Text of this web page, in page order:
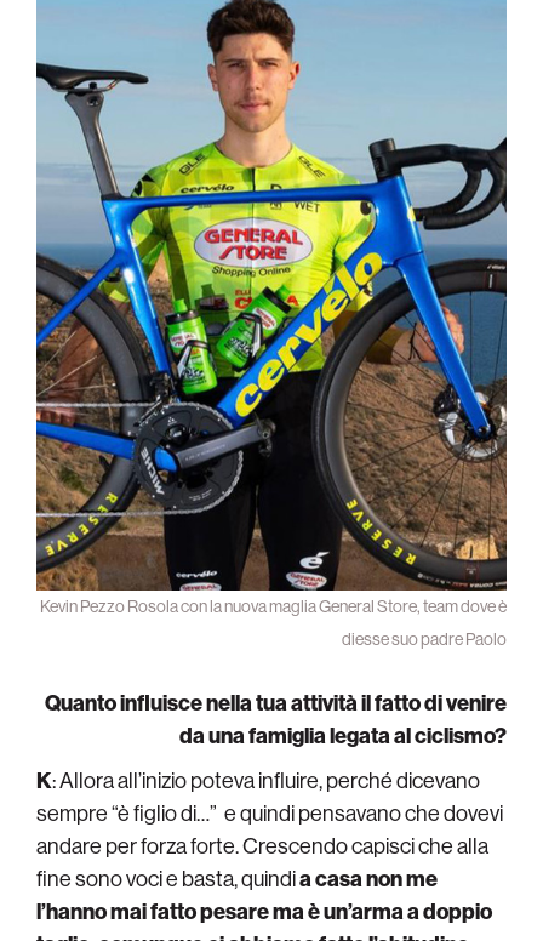
Kevin Pezzo Rosola con la nuova maglia General Store, team dove è
diesse suo padre Paolo
Quanto influisce nella tua attività il fatto di venire
da una famiglia legata al ciclismo?
K: Allora all’inizio poteva influire, perché dicevano
sempre “è figlio di…” e quindi pensavano che dovevi
andare per forza forte. Crescendo capisci che alla
fine sono voci e basta, quindia casa non me
l’hanno mai fatto pesare ma è un’arma a doppio